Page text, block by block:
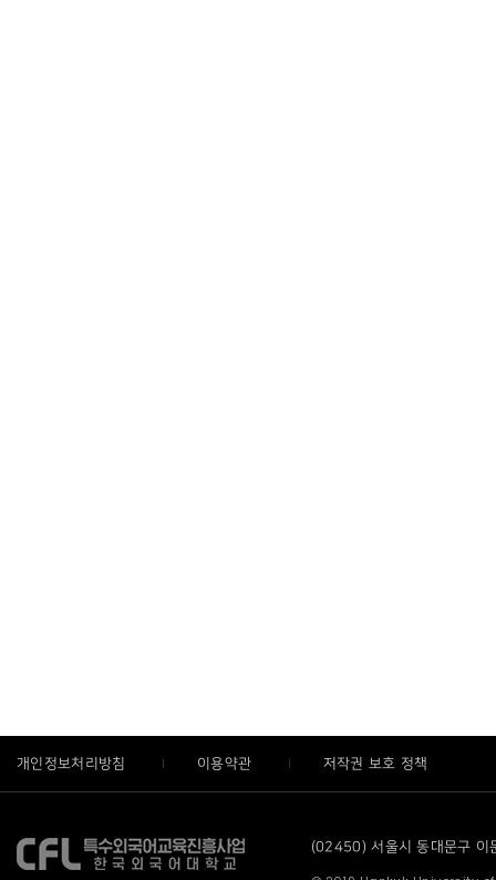
개인정보처리방침 이용약관 저작권 보호 정책
(02450) 서울시 동대문구